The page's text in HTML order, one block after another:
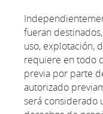
fueran
uso, explotación,
requiere en todo
previa por parte
autorizado
será considerado